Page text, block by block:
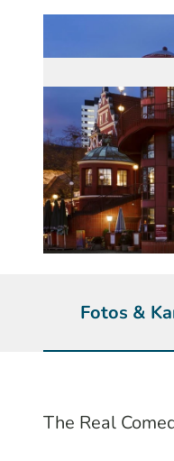
Fotos &
The Real